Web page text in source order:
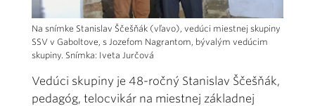
Na snímke Stanislav Ščešňák (vľavo), vedúci miestnej skupiny
SSV v Gaboltove, s Jozefom Nagrantom, bývalým vedúcim
skupiny. Snímka: Iveta Jurčová
Vedúci skupiny je 48-ročný Stanislav Ščešňák,
pedagóg, telocvikár na miestnej základnej